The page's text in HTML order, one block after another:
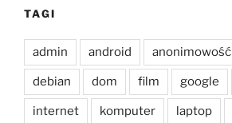
TAGI
admin android anonimowość
debian dom film google
internet komputer laptop